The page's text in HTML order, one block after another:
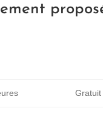
Gratuit